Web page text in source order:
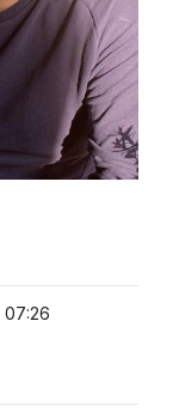
07:26